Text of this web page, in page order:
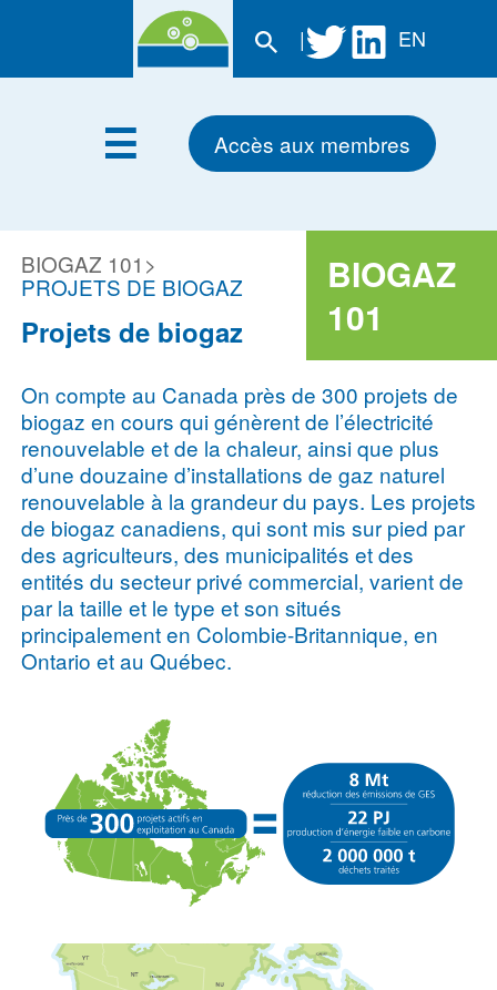
| EN
Accès aux membres
BIOGAZ
101
BIOGAZ 101 >
PROJETS DE BIOGAZ
Projets de biogaz
On compte au Canada près de 300 projets de
biogaz en cours qui génèrent de l’électricité
renouvelable et de la chaleur, ainsi que plus
d’une douzaine d’installations de gaz naturel
renouvelable à la grandeur du pays. Les projets
de biogaz canadiens, qui sont mis sur pied par
des agriculteurs, des municipalités et des
entités du secteur privé commercial, varient de
par la taille et le type et son situés
principalement en Colombie-Britannique, en
Ontario et au Québec.